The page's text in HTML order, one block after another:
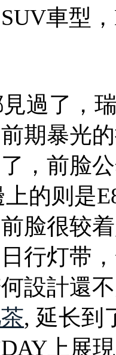
車型
過了，
期暴光
，前脸
的则是
脸很较
行灯带
設計還
, 延长到
上展